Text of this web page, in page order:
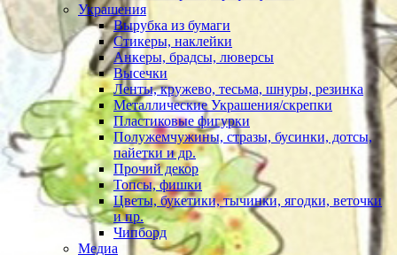
Украшения
Вырубка из бумаги
Стикеры, наклейки
Анкеры, брадсы, люверсы
Высечки
Ленты, кружево, тесьма, шнуры, резинка
Металлические Украшения/скрепки
Пластиковые фигурки
Полужемчужины, стразы, бусинки, дотсы,
пайетки и др.
Прочий декор
Топсы, фишки
Цветы, букетики, тычинки, ягодки, веточки
и пр.
Чипборд
Медиа